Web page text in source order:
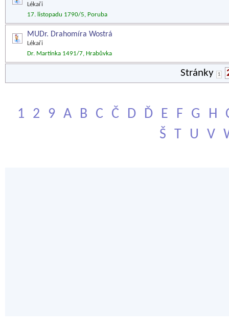
Lékaři
17. listopadu 1790/5, Poruba
MUDr. Drahomíra Wostrá
Lékaři
Dr. Martínka 1491/7, Hrabůvka
Stránky 1
1 2 9 A B C Č D Ď E F G H
Š
T U V